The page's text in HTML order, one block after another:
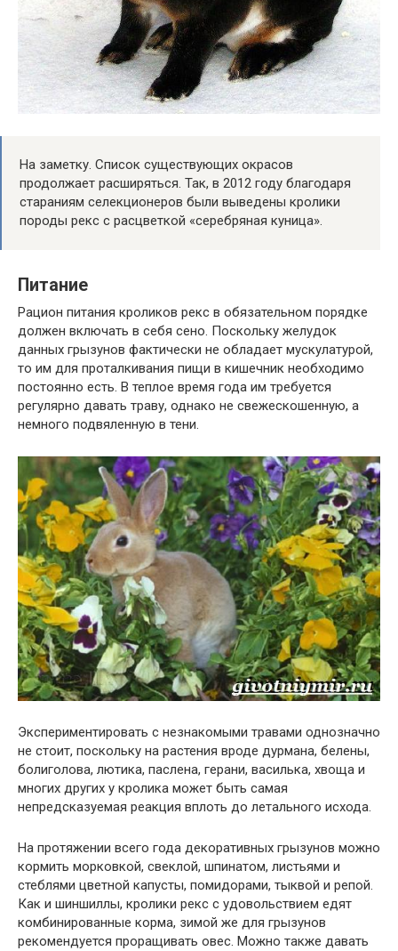
На заметку. Список существующих окрасов
продолжает расширяться. Так, в 2012 году благодаря
стараниям селекционеров были выведены кролики
породы рекс с расцветкой «серебряная куница».
Питание
Рацион питания кроликов рекс в обязательном порядке
должен включать в себя сено. Поскольку желудок
данных грызунов фактически не обладает мускулатурой,
то им для проталкивания пищи в кишечник необходимо
постоянно есть. В теплое время года им требуется
регулярно давать траву, однако не свежескошенную, а
немного подвяленную в тени.
Экспериментировать с незнакомыми травами однозначно
не стоит, поскольку на растения вроде дурмана, белены,
болиголова, лютика, паслена, герани, василька, хвоща и
многих других у кролика может быть самая
непредсказуемая реакция вплоть до летального исхода.
На протяжении всего года декоративных грызунов можно
кормить морковкой, свеклой, шпинатом, листьями и
стеблями цветной капусты, помидорами, тыквой и репой.
Как и шиншиллы, кролики рекс с удовольствием едят
комбинированные корма, зимой же для грызунов
рекомендуется проращивать овес. Можно также давать